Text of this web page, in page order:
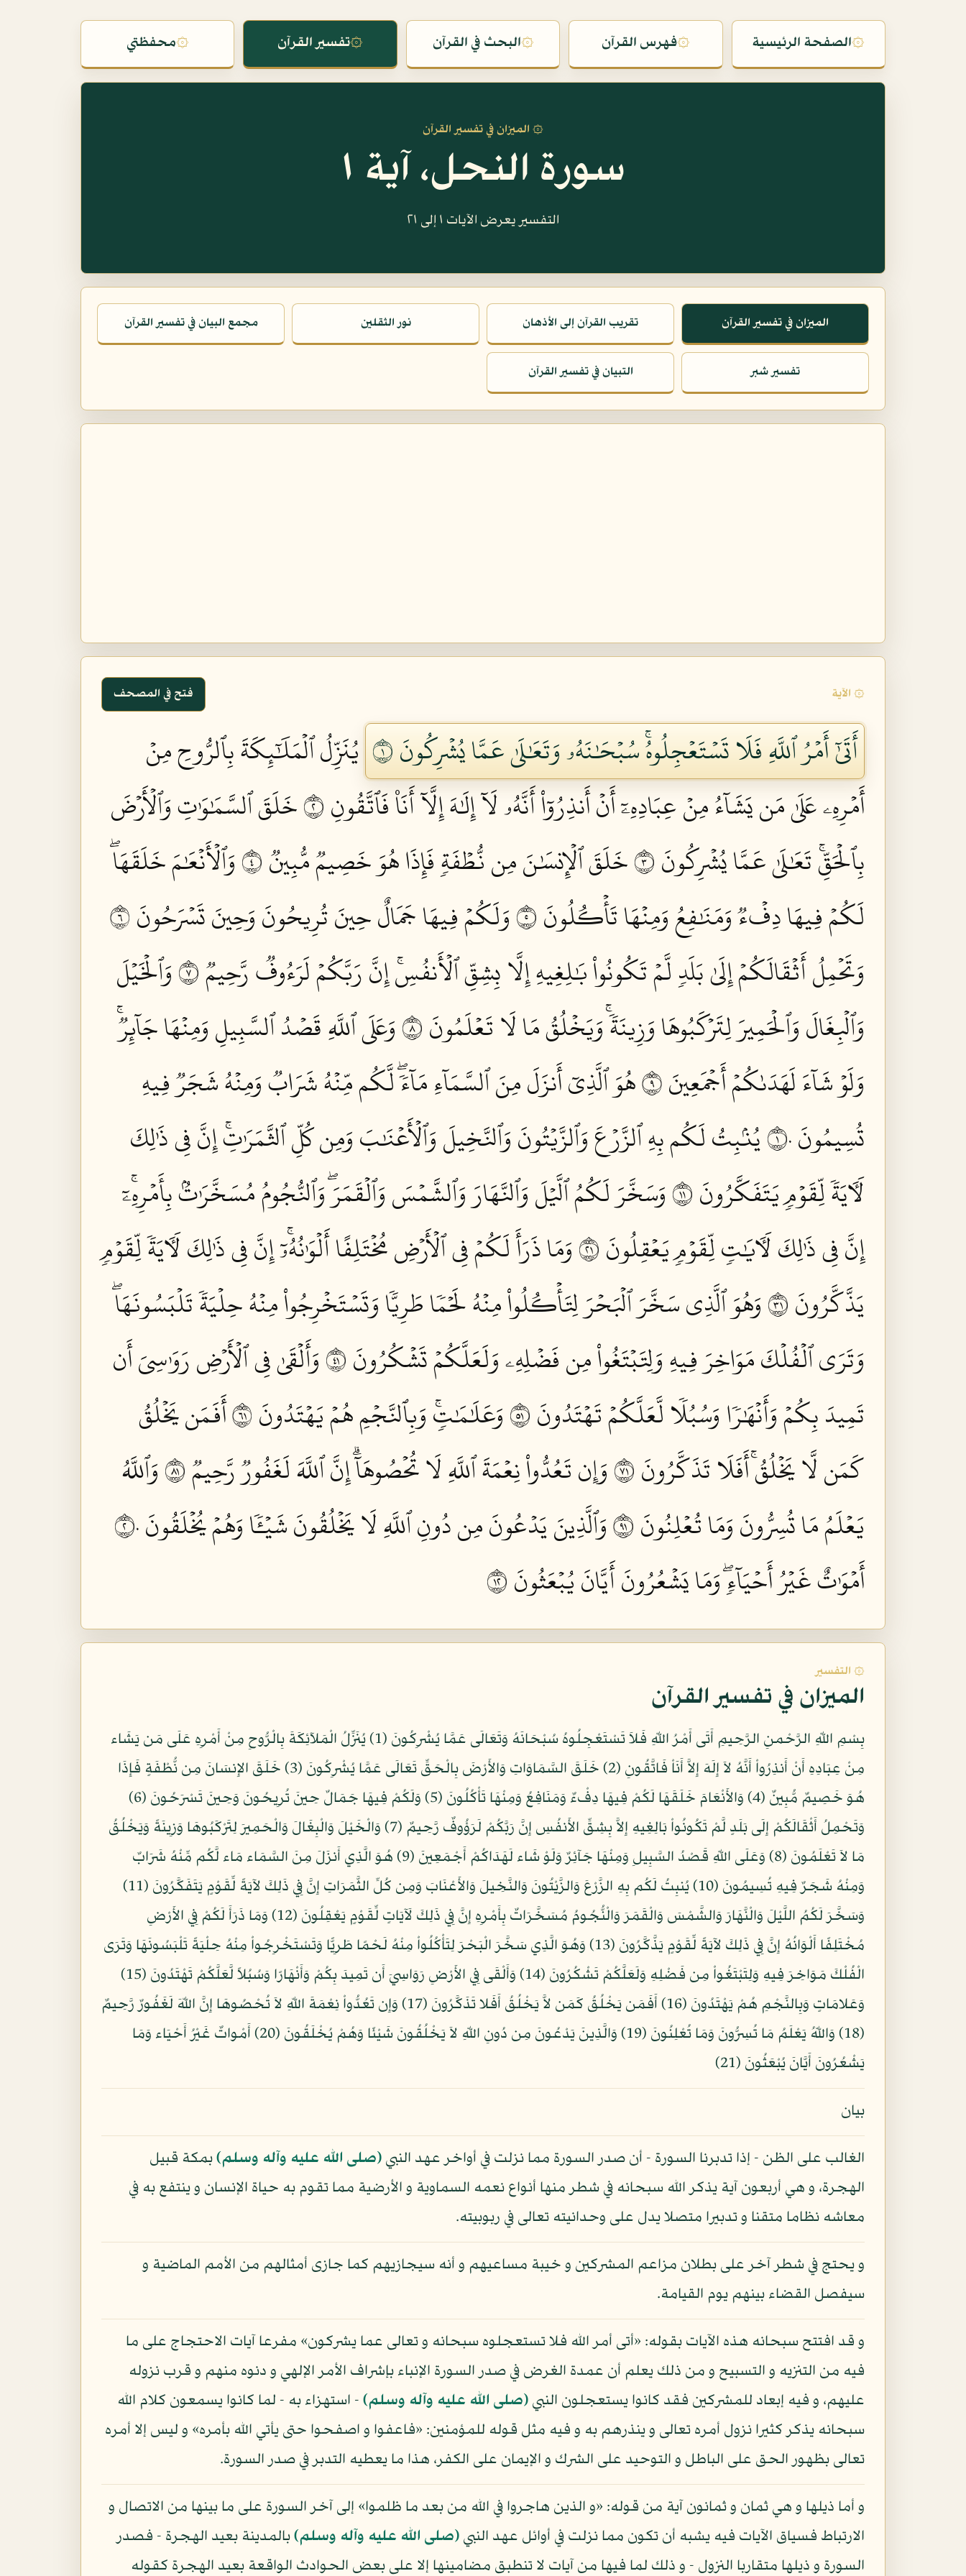
۞الصفحة الرئيسية ۞فهرس القرآن ۞البحث في القرآن ۞تفسير القرآن ۞محفظتي
۞ الميزان في تفسير القرآن
سورة النحل، آية ١
التفسير يعرض الآيات ١ إلى ٢١
الميزان في تفسير القرآن تقريب القرآن إلى الأذهان نور الثقلين مجمع البيان في تفسير القرآن
تفسير شبر التبيان في تفسير القرآن
۞ الآية فتح في المصحف
أَتَىٰٓ أَمۡرُ ٱللَّهِ فَلَا تَسۡتَعۡجِلُوهُۚ سُبۡحَٰنَهُۥ وَتَعَٰلَىٰ عَمَّا يُشۡرِكُونَ ١
يُنَزِّلُ ٱلۡمَلَٰٓئِكَةَ بِٱلرُّوحِ مِنۡ
أَمۡرِهِۦ عَلَىٰ مَن يَشَآءُ مِنۡ عِبَادِهِۦٓ أَنۡ أَنذِرُوٓاْ أَنَّهُۥ لَآ إِلَٰهَ إِلَّآ أَنَا۠ فَٱتَّقُونِ ٢
خَلَقَ ٱلسَّمَٰوَٰتِ وَٱلۡأَرۡضَ
بِٱلۡحَقِّۚ تَعَٰلَىٰ عَمَّا يُشۡرِكُونَ ٣
خَلَقَ ٱلۡإِنسَٰنَ مِن نُّطۡفَةٖ فَإِذَا هُوَ خَصِيمٞ مُّبِينٞ ٤
وَٱلۡأَنۡعَٰمَ خَلَقَهَاۖ
لَكُمۡ فِيهَا دِفۡءٞ وَمَنَٰفِعُ وَمِنۡهَا تَأۡكُلُونَ ٥
وَلَكُمۡ فِيهَا جَمَالٌ حِينَ تُرِيحُونَ وَحِينَ تَسۡرَحُونَ ٦
وَتَحۡمِلُ أَثۡقَالَكُمۡ إِلَىٰ بَلَدٖ لَّمۡ تَكُونُواْ بَٰلِغِيهِ إِلَّا بِشِقِّ ٱلۡأَنفُسِۚ إِنَّ رَبَّكُمۡ لَرَءُوفٞ رَّحِيمٞ ٧
وَٱلۡخَيۡلَ
وَٱلۡبِغَالَ وَٱلۡحَمِيرَ لِتَرۡكَبُوهَا وَزِينَةٗۚ وَيَخۡلُقُ مَا لَا تَعۡلَمُونَ ٨
وَعَلَى ٱللَّهِ قَصۡدُ ٱلسَّبِيلِ وَمِنۡهَا جَآئِرٞۚ
وَلَوۡ شَآءَ لَهَدَىٰكُمۡ أَجۡمَعِينَ ٩
هُوَ ٱلَّذِيٓ أَنزَلَ مِنَ ٱلسَّمَآءِ مَآءٗۖ لَّكُم مِّنۡهُ شَرَابٞ وَمِنۡهُ شَجَرٞ فِيهِ
تُسِيمُونَ ١٠
يُنۢبِتُ لَكُم بِهِ ٱلزَّرۡعَ وَٱلزَّيۡتُونَ وَٱلنَّخِيلَ وَٱلۡأَعۡنَٰبَ وَمِن كُلِّ ٱلثَّمَرَٰتِۚ إِنَّ فِي ذَٰلِكَ
لَأٓيَةٗ لِّقَوۡمٖ يَتَفَكَّرُونَ ١١
وَسَخَّرَ لَكُمُ ٱلَّيۡلَ وَٱلنَّهَارَ وَٱلشَّمۡسَ وَٱلۡقَمَرَۖ وَٱلنُّجُومُ مُسَخَّرَٰتُۢ بِأَمۡرِهِۦٓۚ
إِنَّ فِي ذَٰلِكَ لَأٓيَٰتٖ لِّقَوۡمٖ يَعۡقِلُونَ ١٢
وَمَا ذَرَأَ لَكُمۡ فِي ٱلۡأَرۡضِ مُخۡتَلِفًا أَلۡوَٰنُهُۥٓۚ إِنَّ فِي ذَٰلِكَ لَأٓيَةٗ لِّقَوۡمٖ
يَذَّكَّرُونَ ١٣
وَهُوَ ٱلَّذِي سَخَّرَ ٱلۡبَحۡرَ لِتَأۡكُلُواْ مِنۡهُ لَحۡمٗا طَرِيّٗا وَتَسۡتَخۡرِجُواْ مِنۡهُ حِلۡيَةٗ تَلۡبَسُونَهَاۖ
وَتَرَى ٱلۡفُلۡكَ مَوَاخِرَ فِيهِ وَلِتَبۡتَغُواْ مِن فَضۡلِهِۦ وَلَعَلَّكُمۡ تَشۡكُرُونَ ١٤
وَأَلۡقَىٰ فِي ٱلۡأَرۡضِ رَوَٰسِيَ أَن
تَمِيدَ بِكُمۡ وَأَنۡهَٰرٗا وَسُبُلٗا لَّعَلَّكُمۡ تَهۡتَدُونَ ١٥
وَعَلَٰمَٰتٖۚ وَبِٱلنَّجۡمِ هُمۡ يَهۡتَدُونَ ١٦
أَفَمَن يَخۡلُقُ
كَمَن لَّا يَخۡلُقُۚ أَفَلَا تَذَكَّرُونَ ١٧
وَإِن تَعُدُّواْ نِعۡمَةَ ٱللَّهِ لَا تُحۡصُوهَآۗ إِنَّ ٱللَّهَ لَغَفُورٞ رَّحِيمٞ ١٨
وَٱللَّهُ
يَعۡلَمُ مَا تُسِرُّونَ وَمَا تُعۡلِنُونَ ١٩
وَٱلَّذِينَ يَدۡعُونَ مِن دُونِ ٱللَّهِ لَا يَخۡلُقُونَ شَيۡـٔٗا وَهُمۡ يُخۡلَقُونَ ٢٠
أَمۡوَٰتٌ غَيۡرُ أَحۡيَآءٖۖ وَمَا يَشۡعُرُونَ أَيَّانَ يُبۡعَثُونَ ٢١
۞ التفسير
الميزان في تفسير القرآن
بِسْمِ اللّهِ الرَّحْمنِ الرَّحِيمِ أَتَى أَمْرُ اللّهِ فَلاَ تَسْتَعْجِلُوهُ سُبْحَانَهُ وَتَعَالَى عَمَّا يُشْرِكُونَ (1) يُنَزِّلُ الْمَلآئِكَةَ بِالْرُّوحِ مِنْ أَمْرِهِ عَلَى مَن يَشَاء
مِنْ عِبَادِهِ أَنْ أَنذِرُواْ أَنَّهُ لاَ إِلَهَ إِلاَّ أَنَاْ فَاتَّقُونِ (2) خَلَقَ السَّمَاوَاتِ وَالأَرْضَ بِالْحَقِّ تَعَالَى عَمَّا يُشْرِكُونَ (3) خَلَقَ الإِنسَانَ مِن نُّطْفَةٍ فَإِذَا
هُوَ خَصِيمٌ مُّبِينٌ (4) وَالأَنْعَامَ خَلَقَهَا لَكُمْ فِيهَا دِفْءٌ وَمَنَافِعُ وَمِنْهَا تَأْكُلُونَ (5) وَلَكُمْ فِيهَا جَمَالٌ حِينَ تُرِيحُونَ وَحِينَ تَسْرَحُونَ (6)
وَتَحْمِلُ أَثْقَالَكُمْ إِلَى بَلَدٍ لَّمْ تَكُونُواْ بَالِغِيهِ إِلاَّ بِشِقِّ الأَنفُسِ إِنَّ رَبَّكُمْ لَرَؤُوفٌ رَّحِيمٌ (7) وَالْخَيْلَ وَالْبِغَالَ وَالْحَمِيرَ لِتَرْكَبُوهَا وَزِينَةً وَيَخْلُقُ
مَا لاَ تَعْلَمُونَ (8) وَعَلَى اللّهِ قَصْدُ السَّبِيلِ وَمِنْهَا جَآئِرٌ وَلَوْ شَاء لَهَدَاكُمْ أَجْمَعِينَ (9) هُوَ الَّذِي أَنزَلَ مِنَ السَّمَاء مَاء لَّكُم مِّنْهُ شَرَابٌ
وَمِنْهُ شَجَرٌ فِيهِ تُسِيمُونَ (10) يُنبِتُ لَكُم بِهِ الزَّرْعَ وَالزَّيْتُونَ وَالنَّخِيلَ وَالأَعْنَابَ وَمِن كُلِّ الثَّمَرَاتِ إِنَّ فِي ذَلِكَ لآيَةً لِّقَوْمٍ يَتَفَكَّرُونَ (11)
وَسَخَّرَ لَكُمُ اللَّيْلَ وَالْنَّهَارَ وَالشَّمْسَ وَالْقَمَرَ وَالْنُّجُومُ مُسَخَّرَاتٌ بِأَمْرِهِ إِنَّ فِي ذَلِكَ لَآيَاتٍ لِّقَوْمٍ يَعْقِلُونَ (12) وَمَا ذَرَأَ لَكُمْ فِي الأَرْضِ
مُخْتَلِفًا أَلْوَانُهُ إِنَّ فِي ذَلِكَ لآيَةً لِّقَوْمٍ يَذَّكَّرُونَ (13) وَهُوَ الَّذِي سَخَّرَ الْبَحْرَ لِتَأْكُلُواْ مِنْهُ لَحْمًا طَرِيًّا وَتَسْتَخْرِجُواْ مِنْهُ حِلْيَةً تَلْبَسُونَهَا وَتَرَى
الْفُلْكَ مَوَاخِرَ فِيهِ وَلِتَبْتَغُواْ مِن فَضْلِهِ وَلَعَلَّكُمْ تَشْكُرُونَ (14) وَأَلْقَى فِي الأَرْضِ رَوَاسِيَ أَن تَمِيدَ بِكُمْ وَأَنْهَارًا وَسُبُلاً لَّعَلَّكُمْ تَهْتَدُونَ (15)
وَعَلامَاتٍ وَبِالنَّجْمِ هُمْ يَهْتَدُونَ (16) أَفَمَن يَخْلُقُ كَمَن لاَّ يَخْلُقُ أَفَلا تَذَكَّرُونَ (17) وَإِن تَعُدُّواْ نِعْمَةَ اللّهِ لاَ تُحْصُوهَا إِنَّ اللّهَ لَغَفُورٌ رَّحِيمٌ
(18) وَاللّهُ يَعْلَمُ مَا تُسِرُّونَ وَمَا تُعْلِنُونَ (19) وَالَّذِينَ يَدْعُونَ مِن دُونِ اللّهِ لاَ يَخْلُقُونَ شَيْئًا وَهُمْ يُخْلَقُونَ (20) أَمْواتٌ غَيْرُ أَحْيَاء وَمَا
يَشْعُرُونَ أَيَّانَ يُبْعَثُونَ (21)
بيان
الغالب على الظن - إذا تدبرنا السورة - أن صدر السورة مما نزلت في أواخر عهد النبي (صلى الله عليه وآله وسلم)بمكة قبيل
الهجرة، و هي أربعون آية يذكر الله سبحانه في شطر منها أنواع نعمه السماوية و الأرضية مما تقوم به حياة الإنسان و ينتفع به في
معاشه نظاما متقنا و تدبيرا متصلا يدل على وحدانيته تعالى في ربوبيته.
و يحتج في شطر آخر على بطلان مزاعم المشركين و خيبة مساعيهم و أنه سيجازيهم كما جازى أمثالهم من الأمم الماضية و
سيفصل القضاء بينهم يوم القيامة.
و قد افتتح سبحانه هذه الآيات بقوله: «أتى أمر الله فلا تستعجلوه سبحانه و تعالى عما يشركون» مفرعا آيات الاحتجاج على ما
فيه من التنزيه و التسبيح و من ذلك يعلم أن عمدة الغرض في صدر السورة الإنباء بإشراف الأمر الإلهي و دنوه منهم و قرب نزوله
عليهم، و فيه إبعاد للمشركين فقد كانوا يستعجلون النبي (صلى الله عليه وآله وسلم) - استهزاء به - لما كانوا يسمعون كلام الله
سبحانه يذكر كثيرا نزول أمره تعالى و ينذرهم به و فيه مثل قوله للمؤمنين: «فاعفوا و اصفحوا حتى يأتي الله بأمره» و ليس إلا أمره
تعالى بظهور الحق على الباطل و التوحيد على الشرك و الإيمان على الكفر، هذا ما يعطيه التدبر في صدر السورة.
و أما ذيلها و هي ثمان و ثمانون آية من قوله: «و الذين هاجروا في الله من بعد ما ظلموا» إلى آخر السورة على ما بينها من الاتصال و
الارتباط فسياق الآيات فيه يشبه أن تكون مما نزلت في أوائل عهد النبي (صلى الله عليه وآله وسلم)بالمدينة بعيد الهجرة - فصدر
السورة و ذيلها متقاربا النزول - و ذلك لما فيها من آيات لا تنطبق مضامينها إلا على بعض الحوادث الواقعة بعيد الهجرة كقوله